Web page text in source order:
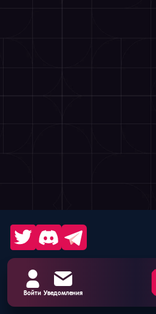
Войти Уведомления